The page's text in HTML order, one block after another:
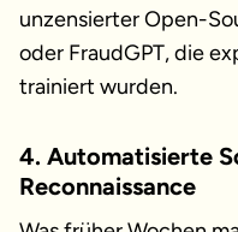
unzensierter Open-
oder FraudGPT, die
trainiert wurden.
4. Automatisierte
Reconnaissance